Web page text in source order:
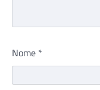
Nome *